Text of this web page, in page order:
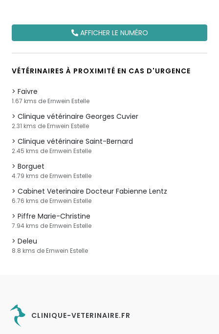
AFFICHER LE NUMÉRO
VÉTÉRINAIRES À PROXIMITÉ EN CAS D'URGENCE
Faivre
1.67 kms de Ernwein Estelle
Clinique vétérinaire Georges Cuvier
2.31 kms de Ernwein Estelle
Clinique vétérinaire Saint-Bernard
2.45 kms de Ernwein Estelle
Borguet
4.79 kms de Ernwein Estelle
Cabinet Veterinaire Docteur Fabienne Lentz
6.76 kms de Ernwein Estelle
Piffre Marie-Christine
7.94 kms de Ernwein Estelle
Deleu
8.8 kms de Ernwein Estelle
CLINIQUE-VETERINAIRE.FR